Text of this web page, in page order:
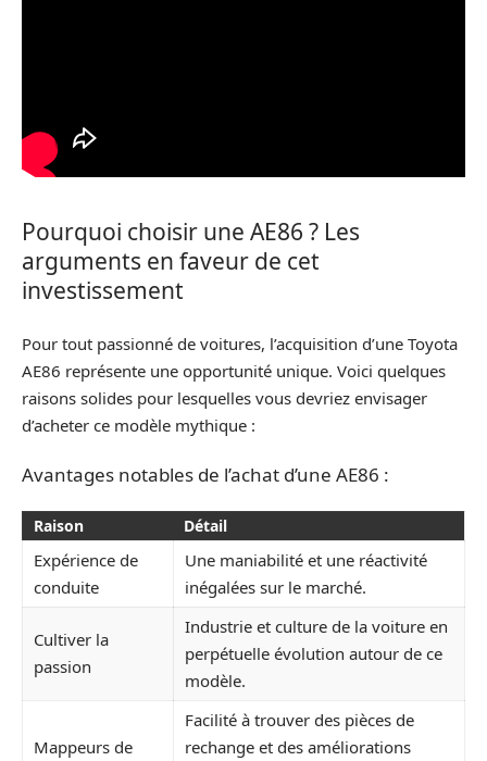
Pourquoi choisir une AE86 ? Les
arguments en faveur de cet
investissement
Pour tout passionné de voitures, l’acquisition d’une Toyota
AE86 représente une opportunité unique. Voici quelques
raisons solides pour lesquelles vous devriez envisager
d’acheter ce modèle mythique :
Avantages notables de l’achat d’une AE86 :
Raison Détail
Expérience de
conduite
Une maniabilité et une réactivité
inégalées sur le marché.
Cultiver la
passion
Industrie et culture de la voiture en
perpétuelle évolution autour de ce
modèle.
Mappeurs de
Facilité à trouver des pièces de
rechange et des améliorations